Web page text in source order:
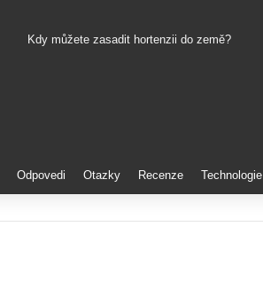
Kdy můžete zasadit hortenzii do země?
Odpovedi Otazky Recenze Technologie